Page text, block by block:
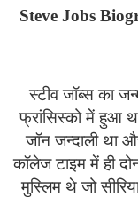
Steve Jobs
स्टीव जॉब्स का
फ्रांसिस्को में हुआ
जॉन जन्दाली था
कॉलेज टाइम में ही
मुस्लिम थे जो